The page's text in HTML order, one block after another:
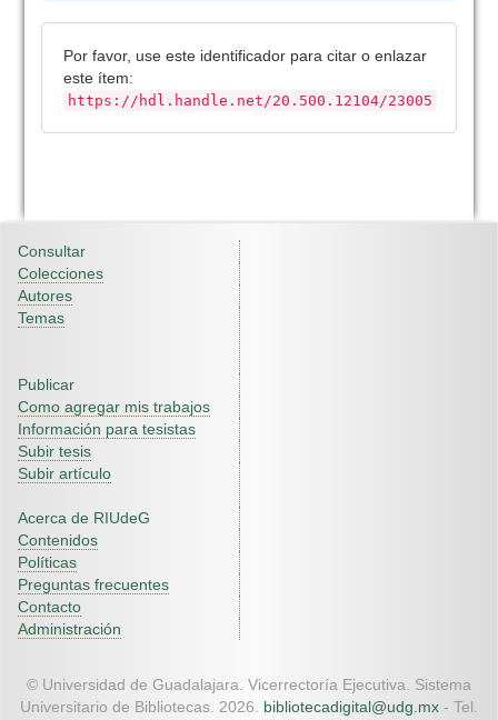
Por favor, use este identificador para citar o enlazar
este ítem:
https://hdl.handle.net/20.500.12104/23005
Consultar
Colecciones
Autores
Temas
Publicar
Como agregar mis trabajos
Información para tesistas
Subir tesis
Subir artículo
Acerca de RIUdeG
Contenidos
Políticas
Preguntas frecuentes
Contacto
Administración
© Universidad de Guadalajara. Vicerrectoría Ejecutiva. Sistema
Universitario de Bibliotecas. 2026. bibliotecadigital@udg.mx - Tel.